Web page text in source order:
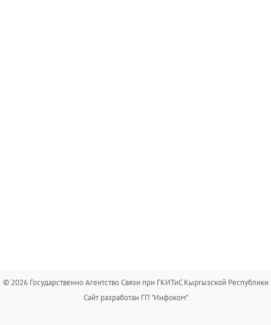
© 2026 Государственно Агентство Связи при ГКИТиС Кыргызской Республики
Сайт разработан ГП "Инфоком"